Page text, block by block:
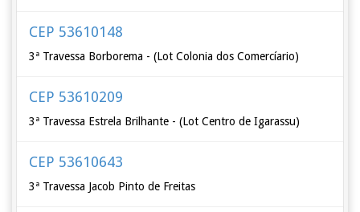
CEP 53610148
3ª Travessa Borborema - (Lot Colonia dos Comercíario)
CEP 53610209
3ª Travessa Estrela Brilhante - (Lot Centro de Igarassu)
CEP 53610643
3ª Travessa Jacob Pinto de Freitas